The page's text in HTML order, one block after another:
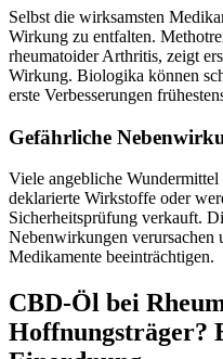
Selbst die wirksamsten
Wirkung zu entfalten.
rheumatoider Arthritis, zeigt
Wirkung. Biologika können
erste Verbesserungen
Gefährliche
Viele angebliche
deklarierte Wirkstoffe oder
Sicherheitsprüfung verkauft.
Nebenwirkungen verursachen
Medikamente beeinträchtigen.
CBD-Öl bei
Hoffnungsträger?